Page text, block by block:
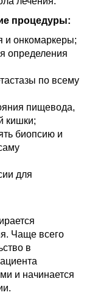
процедуры:
и онкомаркеры;
определения
по всему
пищевода,
кишки;
биопсию и
для
Чаще всего
в
и начинается